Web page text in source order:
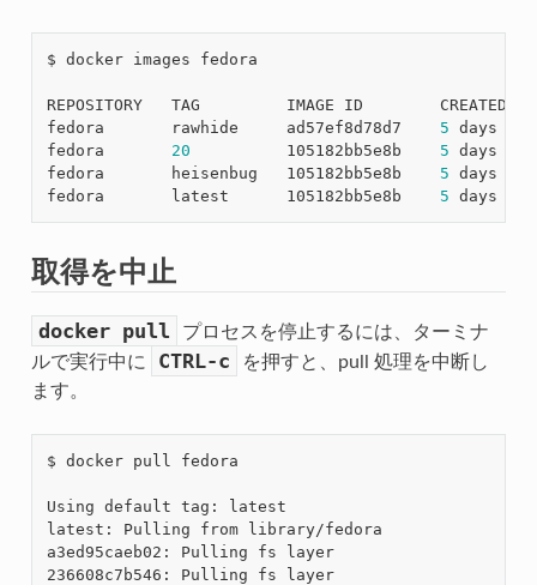
$ docker images fedora
REPOSITORY   TAG         IMAGE ID        CREATED
fedora       rawhide     ad57ef8d78d7 5 days
fedora 20
          105182bb5e8b
5 days
fedora       heisenbug   105182bb5e8b 5 days
fedora       latest      105182bb5e8b 5 days
取得を中止
docker pull
プロセスを停止するには、ターミナ
ルで実行中に
CTRL-c
を押すと、pull 処理を中断し
ます。
$ docker pull fedora
Using default tag: latest
latest: Pulling from library/fedora
a3ed95caeb02: Pulling fs layer
236608c7b546: Pulling fs layer